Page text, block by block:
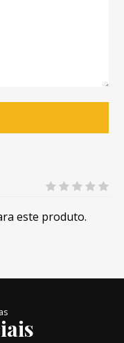
este produto.